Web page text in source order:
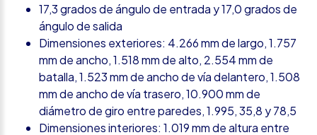
17,3 grados de ángulo de entrada y 17,0 grados de
ángulo de salida
Dimensiones exteriores: 4.266 mm de largo, 1.757
mm de ancho, 1.518 mm de alto, 2.554 mm de
batalla, 1.523 mm de ancho de vía delantero, 1.508
mm de ancho de vía trasero, 10.900 mm de
diámetro de giro entre paredes, 1.995, 35,8 y 78,5
Dimensiones interiores: 1.019 mm de altura entre